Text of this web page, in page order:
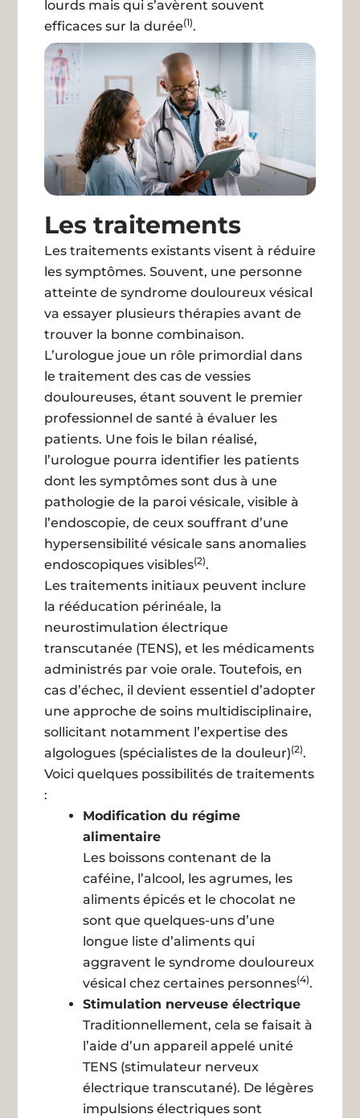
lourds mais qui s’avèrent souvent
efficaces sur la durée(1).
Les traitements
Les traitements existants visent à réduire
les symptômes. Souvent, une personne
atteinte de syndrome douloureux vésical
va essayer plusieurs thérapies avant de
trouver la bonne combinaison.
L’urologue joue un rôle primordial dans
le traitement des cas de vessies
douloureuses, étant souvent le premier
professionnel de santé à évaluer les
patients. Une fois le bilan réalisé,
l’urologue pourra identifier les patients
dont les symptômes sont dus à une
pathologie de la paroi vésicale, visible à
l’endoscopie, de ceux souffrant d’une
hypersensibilité vésicale sans anomalies
endoscopiques visibles(2).
Les traitements initiaux peuvent inclure
la rééducation périnéale, la
neurostimulation électrique
transcutanée (TENS), et les médicaments
administrés par voie orale. Toutefois, en
cas d’échec, il devient essentiel d’adopter
une approche de soins multidisciplinaire,
sollicitant notamment l’expertise des
algologues (spécialistes de la douleur)(2).
Voici quelques possibilités de traitements
:
Modification du régime
alimentaire
Les boissons contenant de la
caféine, l’alcool, les agrumes, les
aliments épicés et le chocolat ne
sont que quelques-uns d’une
longue liste d’aliments qui
aggravent le syndrome douloureux
vésical chez certaines personnes(4).
Stimulation nerveuse électrique
Traditionnellement, cela se faisait à
l’aide d’un appareil appelé unité
TENS (stimulateur nerveux
électrique transcutané). De légères
impulsions électriques sont